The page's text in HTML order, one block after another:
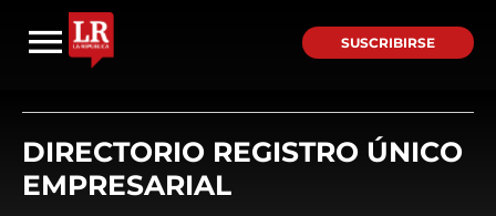
SUSCRIBIRSE
DIRECTORIO REGISTRO ÚNICO
EMPRESARIAL